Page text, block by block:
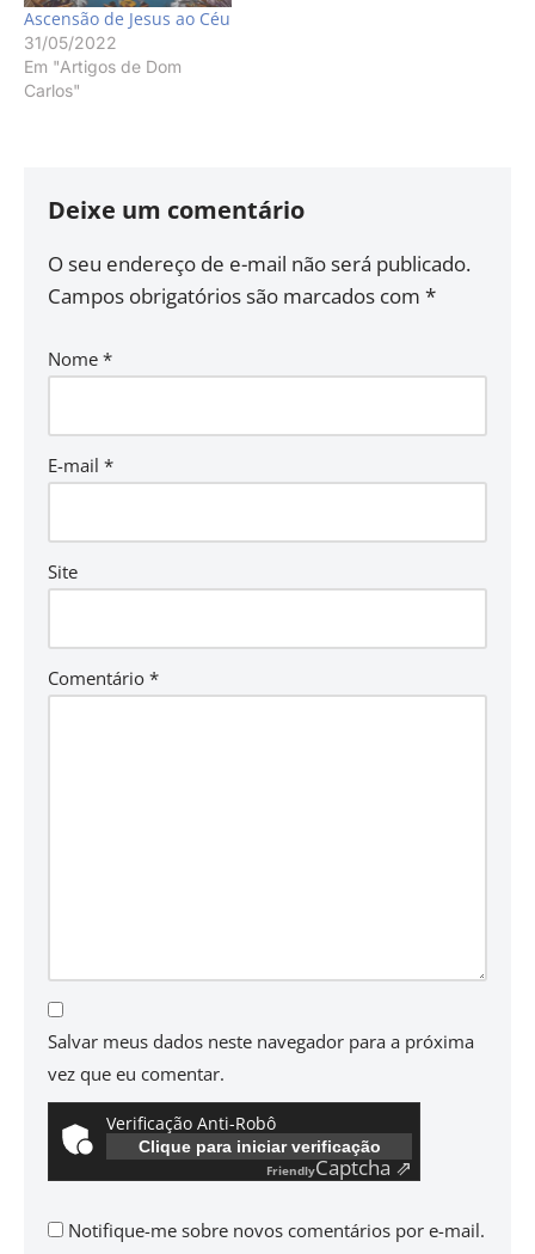
Ascensão de Jesus ao Céu
31/05/2022
Em "Artigos de Dom
Carlos"
Deixe um comentário
O seu endereço de e-mail não será publicado.
Campos obrigatórios são marcados com *
Nome *
E-mail *
Site
Comentário *
Salvar meus dados neste navegador para a próxima
vez que eu comentar.
Verificação Anti-Robô
Clique para iniciar verificação
FriendlyCaptcha ⇗
Notifique-me sobre novos comentários por e-mail.